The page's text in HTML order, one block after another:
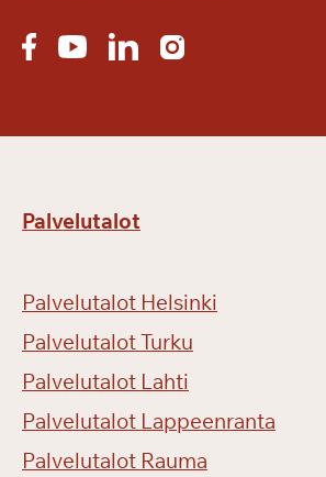
Palvelutalot
Palvelutalot Helsinki
Palvelutalot Turku
Palvelutalot Lahti
Palvelutalot Lappeenranta
Palvelutalot Rauma